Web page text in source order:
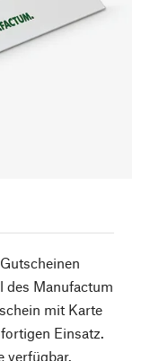
des Manufactum
mit Karte
Einsatz.
verfügbar.